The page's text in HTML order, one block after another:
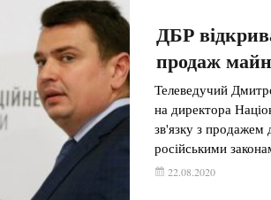
ДБР
продаж
Телеведучий
на директора
зв'язку з продажем
російськими
22.08.2020